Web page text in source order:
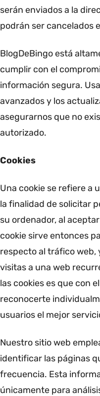
serán enviados a la
podrán ser cancelados
BlogDeBingo está
cumplir con el
información segura.
avanzados y los
asegurarnos que no
autorizado.
Cookies
Una cookie se refiere a
la finalidad de solicitar
su ordenador, al
cookie sirve entonces
respecto al tráfico
visitas a una web
las cookies es que con
reconocerte
usuarios el mejor
Nuestro sitio web
identificar las páginas
frecuencia. Esta
únicamente para